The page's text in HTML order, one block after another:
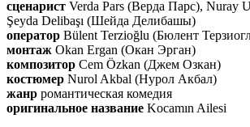
сценарист Verda Pars (Верда Парс), Nuray
Şeyda Delibaşı (Шейда Делибашы)
оператор Bülent Terzioğlu (Бюлент
монтаж Okan Ergan (Окан Эрган)
композитор Cem Özkan (Джем Озкан)
костюмер Nurol Akbal (Нурол Акбал)
жанр романтическая комедия
оригинальное название Kocamın Ailesi